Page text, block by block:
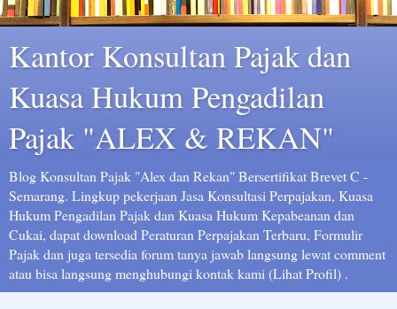
Kantor Konsultan Pajak dan
Kuasa Hukum Pengadilan
Pajak "ALEX & REKAN"
Blog Konsultan Pajak "Alex dan Rekan" Bersertifikat Brevet C -
Semarang. Lingkup pekerjaan Jasa Konsultasi Perpajakan, Kuasa
Hukum Pengadilan Pajak dan Kuasa Hukum Kepabeanan dan
Cukai, dapat download Peraturan Perpajakan Terbaru, Formulir
Pajak dan juga tersedia forum tanya jawab langsung lewat comment
atau bisa langsung menghubungi kontak kami (Lihat Profil) .